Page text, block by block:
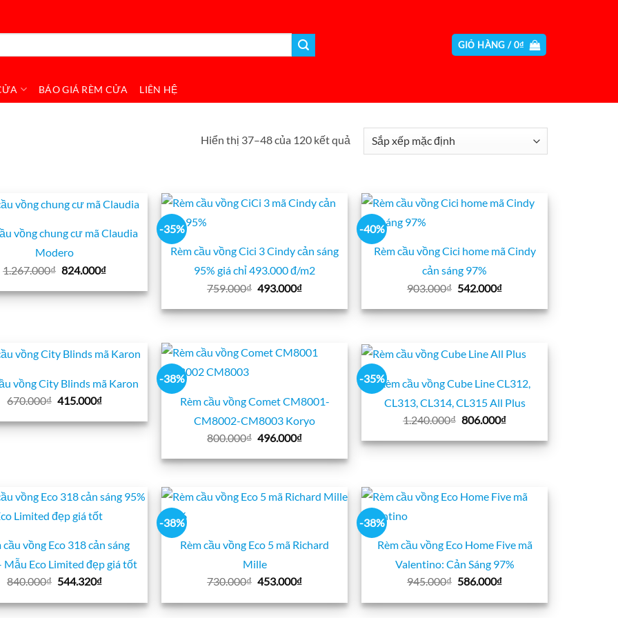
GIỎ HÀNG /0₫
BÁO GIÁ RÈM CỬA LIÊN HỆ
Hiển thị 37–48 của 120 kết quả
vồng chung cư mã Claudia
Modero
1.267.000₫ Giá
là:
1.267.000₫.
824.000₫Giá
tại
là:
-35%
Rèm cầu vồng Cici 3 Cindy cản sáng
95% giá chỉ 493.000 đ/m2
759.000₫ Giá
là:
759.000₫.
493.000₫Giá
tại
là:
-40%
Rèm cầu vồng Cici home mã Cindy
cản sáng 97%
903.000₫ Giá
là:
903.000₫.
542.000₫Giá
tại
là:
vồng City Blinds mã Karon
670.000₫ Giá
là:
670.000₫.
415.000₫Giá
tại
là:
-38%
Rèm cầu vồng Comet CM8001-
CM8002-CM8003 Koryo
800.000₫ Giá
là:
800.000₫.
496.000₫Giá
tại
là:
-35%Rèm cầu vồng Cube Line CL312,
CL313, CL314, CL315 All Plus
1.240.000₫ Giá
là:
1.240.000₫.
806.000₫Giá
tại
là:
cầu vồng Eco 318 cản sáng
Mẫu Eco Limited đẹp giá tốt
840.000₫ Giá
là:
840.000₫.
544.320₫Giá
tại
là:
-38%
Rèm cầu vồng Eco 5 mã Richard
Mille
730.000₫ Giá
là:
730.000₫.
453.000₫Giá
tại
là:
-38%
Rèm cầu vồng Eco Home Five mã
Valentino: Cản Sáng 97%
945.000₫ Giá
là:
945.000₫.
586.000₫Giá
tại
là: